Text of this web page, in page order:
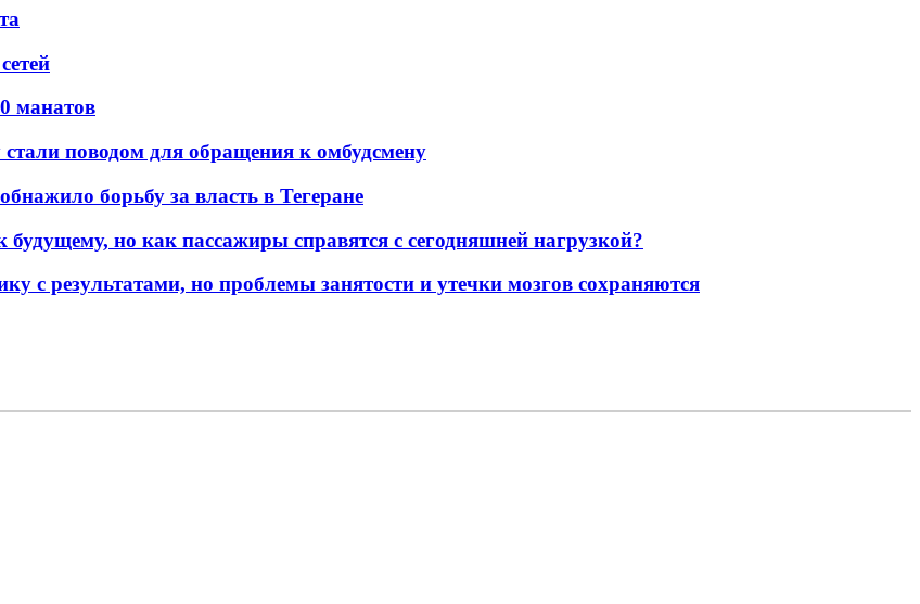
манатов
поводом для обращения к омбудсмену
борьбу за власть в Тегеране
будущему, но как пассажиры справятся с сегодняшней нагрузкой?
с результатами, но проблемы занятости и утечки мозгов сохраняются